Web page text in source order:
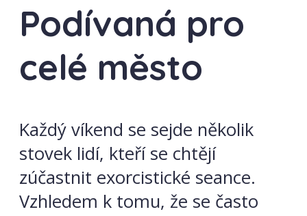
Podívaná pro
celé město
Každý víkend se sejde několik
stovek lidí, kteří se chtějí
zúčastnit exorcistické seance.
Vzhledem k tomu, že se často